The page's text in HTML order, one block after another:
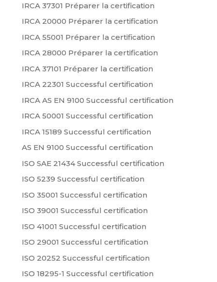
IRCA 37301 Préparer la certification
IRCA 20000 Préparer la certification
IRCA 55001 Préparer la certification
IRCA 28000 Préparer la certification
IRCA 37101 Préparer la certification
IRCA 22301 Successful certification
IRCA AS EN 9100 Successful certification
IRCA 50001 Successful certification
IRCA 15189 Successful certification
AS EN 9100 Successful certification
ISO SAE 21434 Successful certification
ISO 5239 Successful certification
ISO 35001 Successful certification
ISO 39001 Successful certification
ISO 41001 Successful certification
ISO 29001 Successful certification
ISO 20252 Successful certification
ISO 18295-1 Successful certification